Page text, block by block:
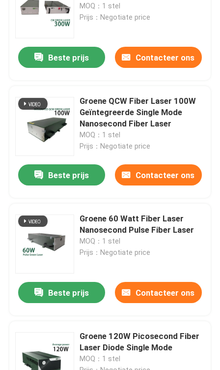
MOQ：1 stel
Prijs：Negotiate price
Beste prijs Contacteer ons
Groene QCW Fiber Laser 100W
Geïntegreerde Single Mode
Nanosecond Fiber Laser
MOQ：1 stel
Prijs：Negotiate price
Beste prijs Contacteer ons
Groene 60 Watt Fiber Laser
Nanosecond Pulse Fiber Laser
MOQ：1 stel
Prijs：Negotiate price
Beste prijs Contacteer ons
Groene 120W Picosecond Fiber
Laser Diode Single Mode
MOQ：1 stel